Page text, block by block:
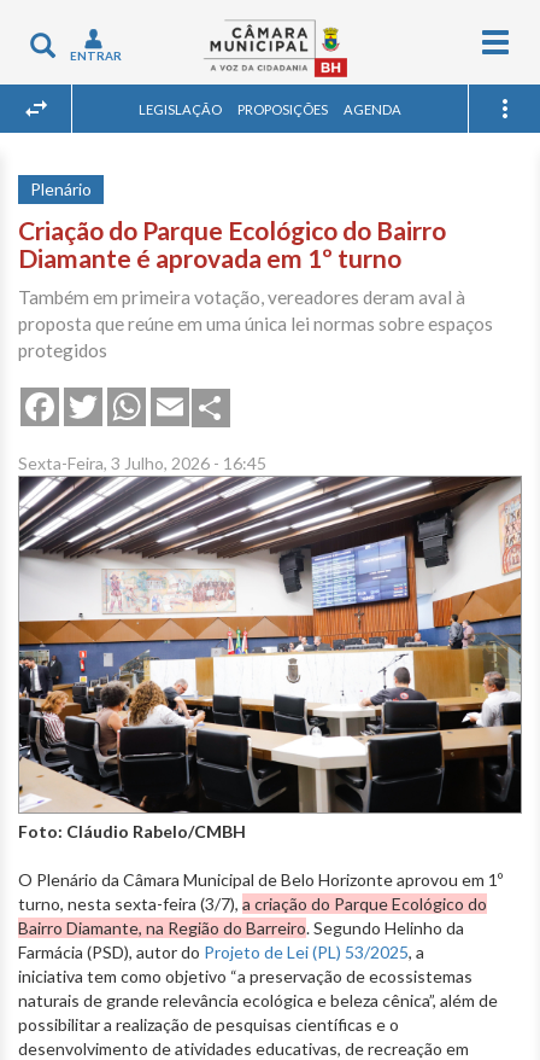
Toggle
navigation
ENTRAR
LEGISLAÇÃO PROPOSIÇÕES AGENDA
Plenário
Criação do Parque Ecológico do Bairro
Diamante é aprovada em 1º turno
Também em primeira votação, vereadores deram aval à
proposta que reúne em uma única lei normas sobre espaços
protegidos
FacebookTwitterWhatsApp
Email
Sexta-Feira, 3 Julho, 2026 - 16:45
Foto: Cláudio Rabelo/CMBH
O Plenário da Câmara Municipal de Belo Horizonte aprovou em 1º
turno, nesta sexta-feira (3/7), a criação do Parque Ecológico do
Bairro Diamante, na Região do Barreiro. Segundo Helinho da
Farmácia (PSD), autor do Projeto de Lei (PL) 53/2025, a
iniciativa tem como objetivo “a preservação de ecossistemas
naturais de grande relevância ecológica e beleza cênica”, além de
possibilitar a realização de pesquisas científicas e o
desenvolvimento de atividades educativas, de recreação em